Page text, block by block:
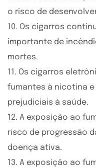
o risco de
10. Os cigarros
importante de
mortes.
11. Os cigarros
fumantes à nicotina
prejudiciais à saúde.
12. A exposição ao
risco de progressão
doença ativa.
13. A exposição ao